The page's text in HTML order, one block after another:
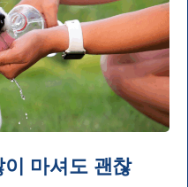
마셔도 괜찮